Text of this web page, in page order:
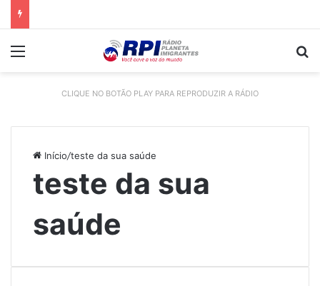
CLIQUE NO BOTÃO PLAY PARA REPRODUZIR A RÁDIO
Início/teste da sua saúde
teste da sua
saúde